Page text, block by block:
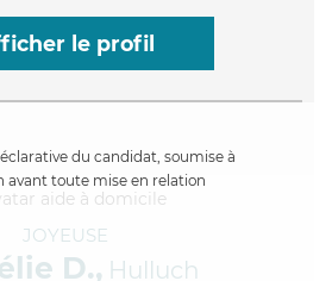
le profil
du candidat, soumise à
avant toute mise en relation
JOYEUSE
D., Hulluch